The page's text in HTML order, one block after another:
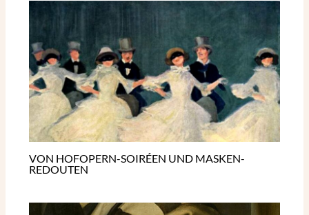
VON HOFOPERN-SOIRÉEN UND MASKEN-
REDOUTEN